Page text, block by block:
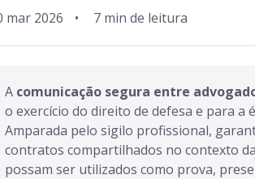
mar 2026 •
A comunicação segura entre
o exercício do direito de defesa e para a
Amparada pelo sigilo profissional,
contratos compartilhados no contexto
possam ser utilizados como prova,